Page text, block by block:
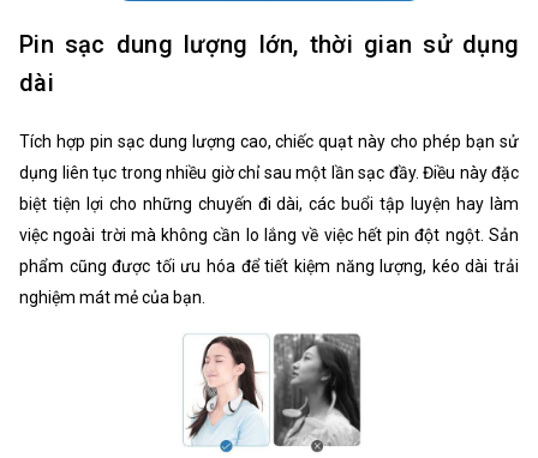
Pin sạc dung lượng lớn, thời gian sử dụng
dài
Tích hợp pin sạc dung lượng cao, chiếc quạt này cho phép bạn sử
dụng liên tục trong nhiều giờ chỉ sau một lần sạc đầy. Điều này đặc
biệt tiện lợi cho những chuyến đi dài, các buổi tập luyện hay làm
việc ngoài trời mà không cần lo lắng về việc hết pin đột ngột. Sản
phẩm cũng được tối ưu hóa để tiết kiệm năng lượng, kéo dài trải
nghiệm mát mẻ của bạn.